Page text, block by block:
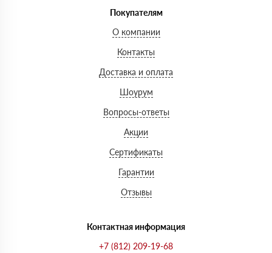
Покупателям
О компании
Контакты
Доставка и оплата
Шоурум
Вопросы-ответы
Акции
Сертификаты
Гарантии
Отзывы
Контактная информация
+7 (812) 209-19-68